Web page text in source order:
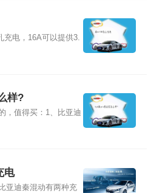
充电，16A可以提供3.
样?
，值得买：1、比亚迪
电
亚迪秦混动有两种充